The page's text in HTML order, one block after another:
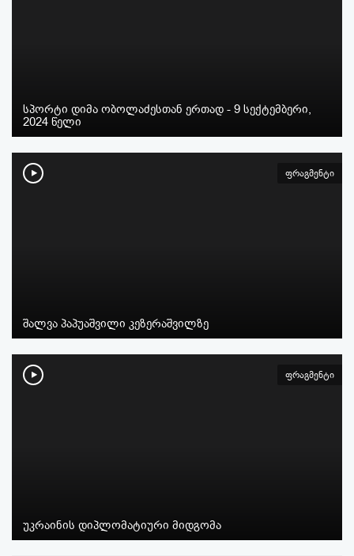
სპორტი დიმა ობოლაძესთან ერთად - 9 სექტემბერი,
2024 წელი
ფრაგმენტი
შალვა პაპუაშვილი კეზერაშვილზე
ფრაგმენტი
უკრაინის დიპლომატიური მიდგომა